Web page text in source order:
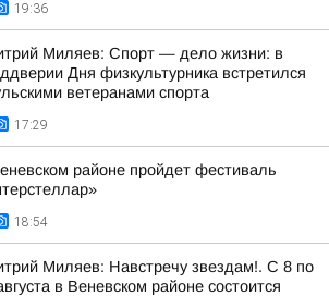
19:36
Миляев: Спорт — дело жизни: в
Дня физкультурника встретился
ветеранами спорта
17:29
районе пройдет фестиваль
18:54
Миляев: Навстречу звездам!. С 8 по
в Веневском районе состоится